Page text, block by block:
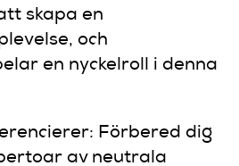
skapa en
och
en nyckelroll i denna
Förbered dig
av neutrala